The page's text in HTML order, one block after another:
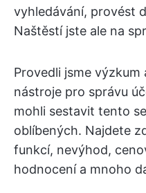
vyhledávání, provést
Naštěstí jste ale na
Provedli jsme
nástroje pro správu
mohli sestavit tento
oblíbených. Najdete
funkcí, nevýhod,
hodnocení a mnoho